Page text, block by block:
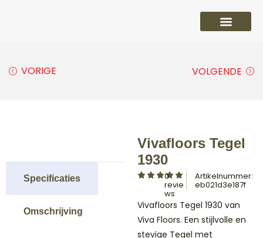
VORIGE VOLGENDE
Specificaties
Omschrijving
Vivafloors Tegel
1930
0
revie
ws
Artikelnummer:
eb021d3e187f
Vivafloors Tegel 1930 van
Viva Floors. Een stijlvolle en
stevige Tegel met